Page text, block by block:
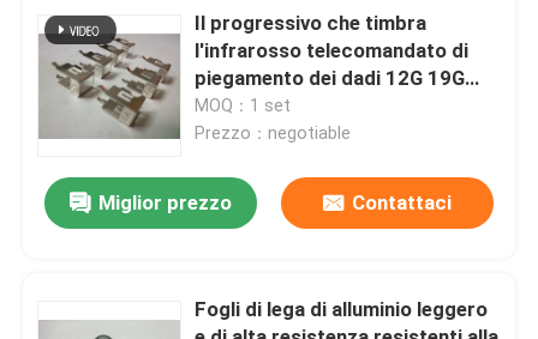
Il progressivo che timbra
l'infrarosso telecomandato di
piegamento dei dadi 12G 19G
della lamiera sottile riceve le
parti
MOQ：1 set
Prezzo：negotiable
Miglior prezzo Contattaci
Fogli di lega di alluminio leggero